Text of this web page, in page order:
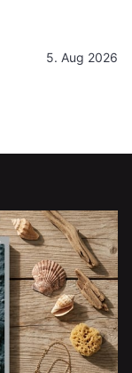
5. Aug 2026